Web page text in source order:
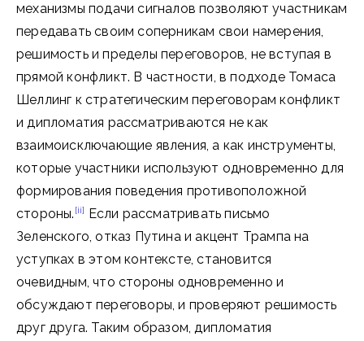
механизмы подачи сигналов позволяют участникам
передавать своим соперникам свои намерения,
решимость и пределы переговоров, не вступая в
прямой конфликт. В частности, в подходе Томаса
Шеллинг к стратегическим переговорам конфликт
и дипломатия рассматриваются не как
взаимоисключающие явления, а как инструменты,
которые участники используют одновременно для
формирования поведения противоположной
стороны. [ii] Если рассматривать письмо
Зеленского, отказ Путина и акцент Трампа на
уступках в этом контексте, становится
очевидным, что стороны одновременно и
обсуждают переговоры, и проверяют решимость
друг друга. Таким образом, дипломатия